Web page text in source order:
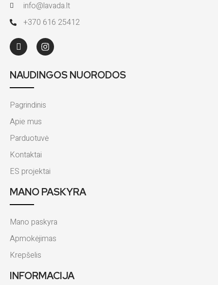
info@lavada.lt
+370 616 25412
NAUDINGOS NUORODOS
Pagrindinis
Apie mus
Parduotuvė
Kontaktai
ES projektai
MANO PASKYRA
Mano paskyra
Apmokėjimas
Krepšelis
INFORMACIJA